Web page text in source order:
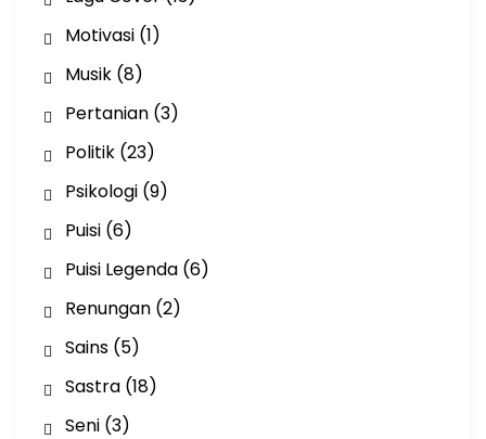
Motivasi(1)
Musik(8)
Pertanian(3)
Politik(23)
Psikologi(9)
Puisi(6)
Puisi Legenda(6)
Renungan(2)
Sains(5)
Sastra(18)
Seni(3)